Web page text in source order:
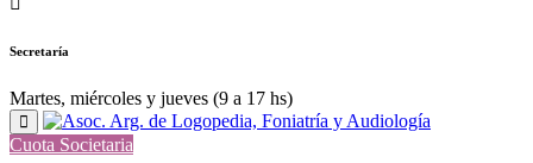
Secretaría
Martes, miércoles y jueves (9 a 17 hs)
Cuota Societaria